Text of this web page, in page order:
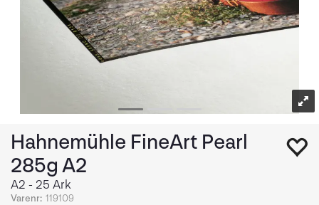
Hahnemühle FineArt Pearl
285g A2
A2 - 25 Ark
Varenr: 119109